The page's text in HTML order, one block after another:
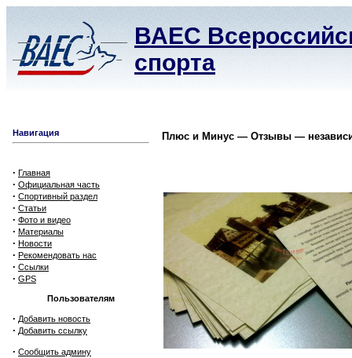
ВАЕС
спорта
Навигация
· Главная
· Официальная часть
· Спортивный раздел
· Статьи
· Фото и видео
· Материалы
· Новости
· Рекомендовать нас
· Ссылки
· GPS
Пользователям
· Добавить новость
· Добавить ссылку
· Сообщить админу
Плюс и Минус — Отзывы —